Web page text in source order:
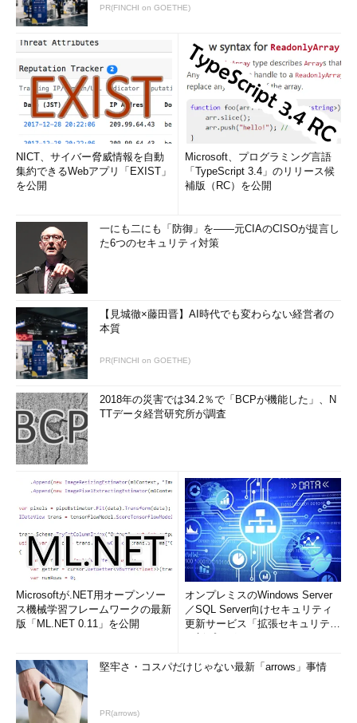
PR(FINCHI on GOETHE)
NICT、サイバー脅威情報を自動
集約できるWebアプリ「EXIST」
を公開
Microsoft、プログラミング言語
「TypeScript 3.4」のリリース候
補版（RC）を公開
一にも二にも「防御」を――元CIAのCISOが提言し
た6つのセキュリティ対策
【見城徹×藤田晋】AI時代でも変わらない経営者の
本質
PR(FINCHI on GOETHE)
2018年の災害では34.2％で「BCPが機能した」、N
TTデータ経営研究所が調査
Microsoftが.NET用オープンソー
ス機械学習フレームワークの最新
版「ML.NET 0.11」を公開
オンプレミスのWindows Server
／SQL Server向けセキュリティ
更新サービス「拡張セキュリティ
堅牢さ・コスパだけじゃない最新「arrows」事情
PR(arrows)